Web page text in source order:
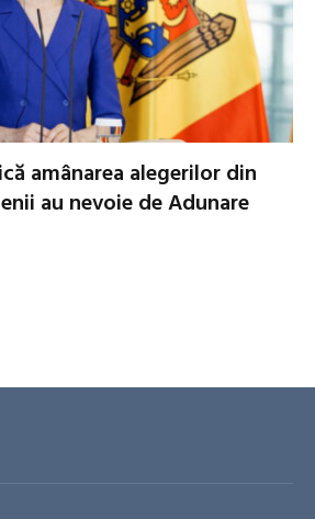
amânarea alegerilor din
au nevoie de Adunare